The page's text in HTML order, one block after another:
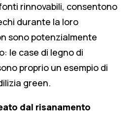
rinnovabili, consentono
durante la loro
sono potenzialmente
le case di legno di
proprio un esempio di
green.
dal risanamento